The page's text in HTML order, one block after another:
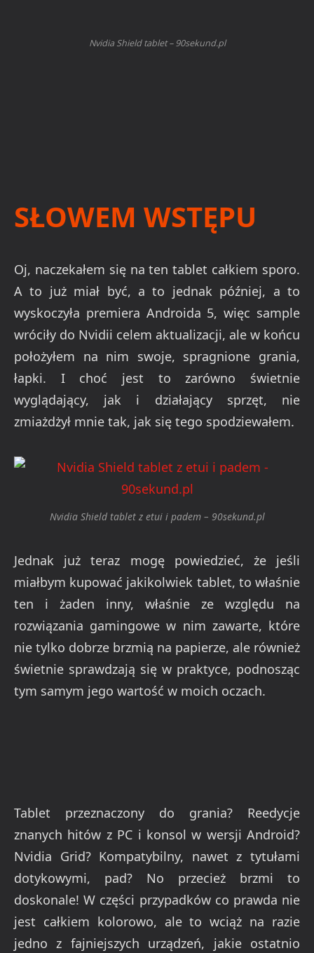
Nvidia Shield tablet – 90sekund.pl
SŁOWEM WSTĘPU
Oj, naczekałem się na ten tablet całkiem sporo.
A to już miał być, a to jednak później, a to
wyskoczyła premiera Androida 5, więc sample
wróciły do Nvidii celem aktualizacji, ale w końcu
położyłem na nim swoje, spragnione grania,
łapki. I choć jest to zarówno świetnie
wyglądający, jak i działający sprzęt, nie
zmiażdżył mnie tak, jak się tego spodziewałem.
Nvidia Shield tablet z etui i padem – 90sekund.pl
Jednak już teraz mogę powiedzieć, że jeśli
miałbym kupować jakikolwiek tablet, to właśnie
ten i żaden inny, właśnie ze względu na
rozwiązania gamingowe w nim zawarte, które
nie tylko dobrze brzmią na papierze, ale również
świetnie sprawdzają się w praktyce, podnosząc
tym samym jego wartość w moich oczach.
Tablet przeznaczony do grania? Reedycje
znanych hitów z PC i konsol w wersji Android?
Nvidia Grid? Kompatybilny, nawet z tytułami
dotykowymi, pad? No przecież brzmi to
doskonale! W części przypadków co prawda nie
jest całkiem kolorowo, ale to wciąż na razie
jedno z fajniejszych urządzeń, jakie ostatnio